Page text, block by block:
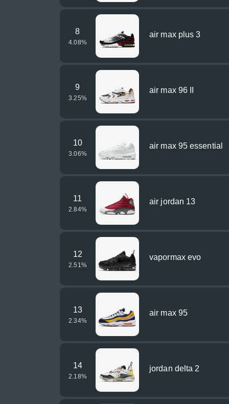
8
4.08%
air max plus 3
9
3.25%
air max 96 II
10
3.06%
air max 95 essential
11
2.84%
air jordan 13
12
2.51 %
vapormax evo
13
2.34%
air max 95
14
2.18%
jordan delta 2